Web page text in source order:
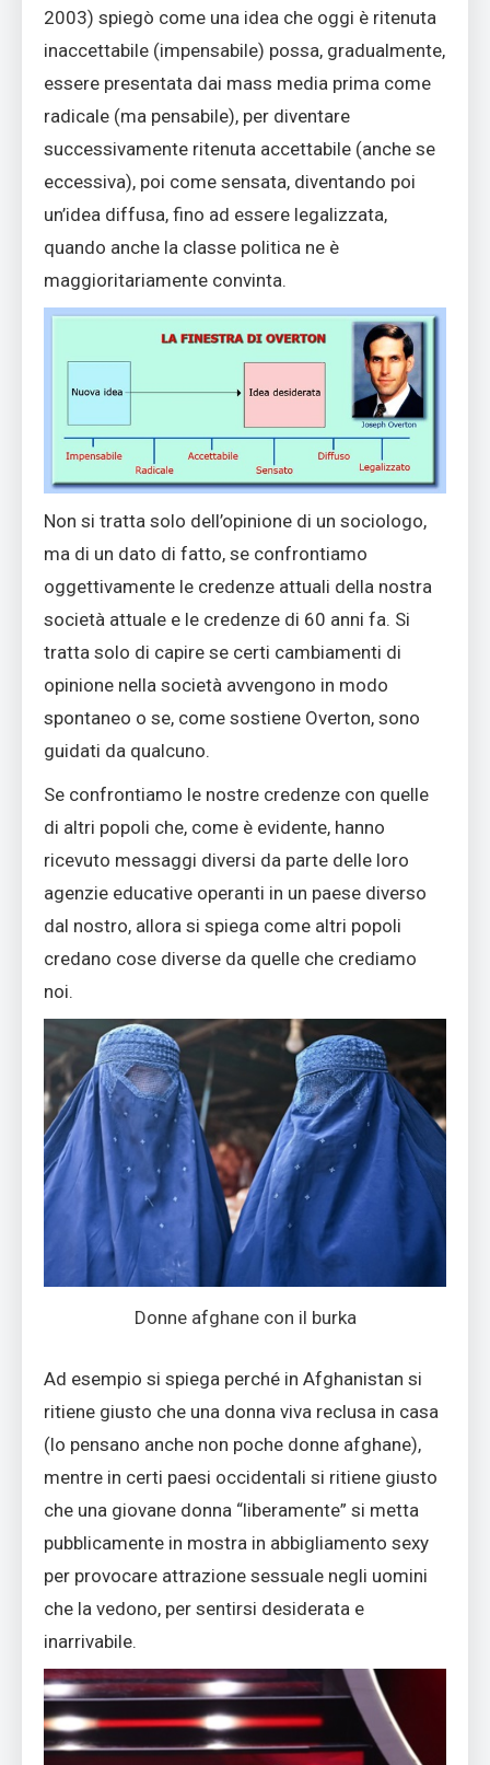
2003) spiegò come una idea che oggi è ritenuta
inaccettabile (impensabile) possa, gradualmente,
essere presentata dai mass media prima come
radicale (ma pensabile), per diventare
successivamente ritenuta accettabile (anche se
eccessiva), poi come sensata, diventando poi
un’idea diffusa, fino ad essere legalizzata,
quando anche la classe politica ne è
maggioritariamente convinta.
Non si tratta solo dell’opinione di un sociologo,
ma di un dato di fatto, se confrontiamo
oggettivamente le credenze attuali della nostra
società attuale e le credenze di 60 anni fa. Si
tratta solo di capire se certi cambiamenti di
opinione nella società avvengono in modo
spontaneo o se, come sostiene Overton, sono
guidati da qualcuno.
Se confrontiamo le nostre credenze con quelle
di altri popoli che, come è evidente, hanno
ricevuto messaggi diversi da parte delle loro
agenzie educative operanti in un paese diverso
dal nostro, allora si spiega come altri popoli
credano cose diverse da quelle che crediamo
noi.
Donne afghane con il burka
Ad esempio si spiega perché in Afghanistan si
ritiene giusto che una donna viva reclusa in casa
(lo pensano anche non poche donne afghane),
mentre in certi paesi occidentali si ritiene giusto
che una giovane donna “liberamente” si metta
pubblicamente in mostra in abbigliamento sexy
per provocare attrazione sessuale negli uomini
che la vedono, per sentirsi desiderata e
inarrivabile.